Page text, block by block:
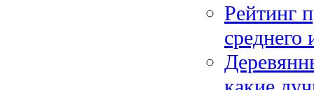
Рейтинг
среднего